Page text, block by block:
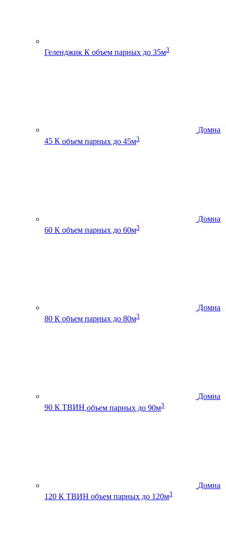
Геленджик К объем парных до 35м3
Домна
45 К объем парных до 45м3
Домна
60 К объем парных до 60м3
Домна
80 К объем парных до 80м3
Домна
90 К ТВИН объем парных до 90м3
Домна
120 К ТВИН объем парных до 120м3